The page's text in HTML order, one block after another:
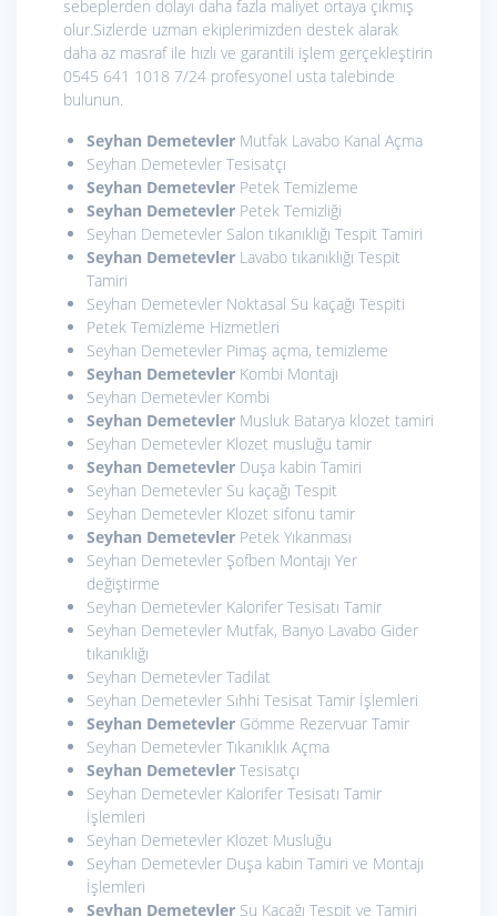
sebeplerden dolayı daha fazla maliyet ortaya çıkmış
olur.Sizlerde uzman ekiplerimizden destek alarak
daha az masraf ile hızlı ve garantili işlem gerçekleştirin
0545 641 1018 7/24 profesyonel usta talebinde
bulunun.
Seyhan Demetevler Mutfak Lavabo Kanal Açma
Seyhan Demetevler Tesisatçı
Seyhan Demetevler Petek Temizleme
Seyhan Demetevler Petek Temizliği
Seyhan Demetevler Salon tıkanıklığı Tespit Tamiri
Seyhan Demetevler Lavabo tıkanıklığı Tespit
Tamiri
Seyhan Demetevler Noktasal Su kaçağı Tespiti
Petek Temizleme Hizmetleri
Seyhan Demetevler Pimaş açma, temizleme
Seyhan Demetevler Kombi Montajı
Seyhan Demetevler Kombi
Seyhan Demetevler Musluk Batarya klozet tamiri
Seyhan Demetevler Klozet musluğu tamir
Seyhan Demetevler Duşa kabin Tamiri
Seyhan Demetevler Su kaçağı Tespit
Seyhan Demetevler Klozet sifonu tamir
Seyhan Demetevler Petek Yıkanması
Seyhan Demetevler Şofben Montajı Yer
değiştirme
Seyhan Demetevler Kalorifer Tesisatı Tamir
Seyhan Demetevler Mutfak, Banyo Lavabo Gider
tıkanıklığı
Seyhan Demetevler Tadilat
Seyhan Demetevler Sıhhi Tesisat Tamir İşlemleri
Seyhan Demetevler Gömme Rezervuar Tamir
Seyhan Demetevler Tıkanıklık Açma
Seyhan Demetevler Tesisatçı
Seyhan Demetevler Kalorifer Tesisatı Tamir
İşlemleri
Seyhan Demetevler Klozet Musluğu
Seyhan Demetevler Duşa kabin Tamiri ve Montajı
İşlemleri
Seyhan Demetevler Su Kaçağı Tespit ve Tamiri